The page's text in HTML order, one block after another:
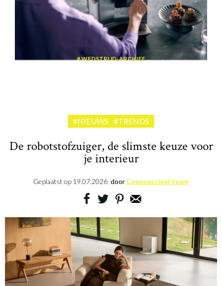
WEDSTRIJD-ARCHIEF
#NIEUWS #TRENDS
De robotstofzuiger, de slimste keuze voor
je interieur
Geplaatst op 19.07.2026 door Commercieel team